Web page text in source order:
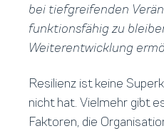
bei tiefgreifenden
funktionsfähig zu
Weiterentwicklung
Resilienz ist keine
nicht hat. Vielmehr gibt
Faktoren, die